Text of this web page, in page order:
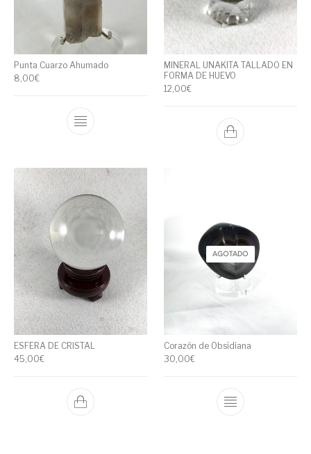
Punta Cuarzo Ahumado
8,00€
MINERAL UNAKITA TALLADO EN
FORMA DE HUEVO
12,00€
ESFERA DE CRISTAL
45,00€
AGOTADO
Corazón de Obsidiana
30,00€